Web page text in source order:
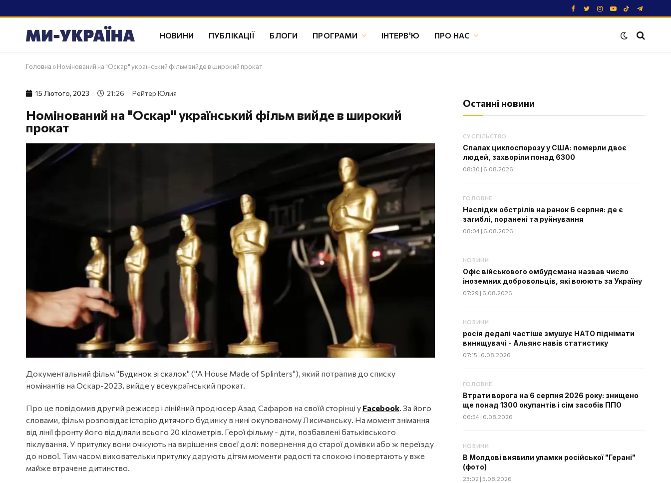
Facebook
TwitterInstagram
YouTube
TikTokTelegram
НОВИНИ ПУБЛІКАЦІЇ БЛОГИ ПРОГРАМИ ІНТЕРВ'Ю ПРО НАС
Головна »Номінований на "Оскар" український фільм вийде в широкий прокат
15 Лютого, 2023 21:26 Рейтер Юлия
Номінований на "Оскар" український фільм вийде в широкий
прокат
Документальний фільм "Будинок зі скалок" ("A House Made of Splinters"), який потрапив до списку
номінантів на Оскар-2023, вийде у всеукраїнський прокат.
Про це повідомив другий режисер і лінійний продюсер Азад Сафаров на своїй сторінці у Facebook. За його
словами, фільм розповідає історію дитячого будинку в нині окупованому Лисичанську. На момент знімання
від лінії фронту його відділяли всього 20 кілометрів. Герої фільму - діти, позбавлені батьківського
піклування. У притулку вони очікують на вирішення своєї долі: повернення до старої домівки або ж переїзду
до нової. Тим часом виховательки притулку дарують дітям моменти радості та спокою і повертають у вже
майже втрачене дитинство.
Останні новини
СУСПІЛЬСТВО
Спалах циклоспорозу у США: померли двоє
людей, захворіли понад 6300
08:30 | 6.08.2026
ГОЛОВНЕ
Наслідки обстрілів на ранок 6 серпня: де є
загиблі, поранені та руйнування
08:04 | 6.08.2026
НОВИНИ
Офіс військового омбудсмана назвав число
іноземних добровольців, які воюють за Україну
07:29 | 6.08.2026
НОВИНИ
росія дедалі частіше змушує НАТО піднімати
винищувачі - Альянс навів статистику
07:15 | 6.08.2026
ГОЛОВНЕ
Втрати ворога на 6 серпня 2026 року: знищено
ще понад 1300 окупантів і сім засобів ППО
06:54 | 6.08.2026
НОВИНИ
В Молдові виявили уламки російської "Герані"
(фото)
23:02 | 5.08.2026